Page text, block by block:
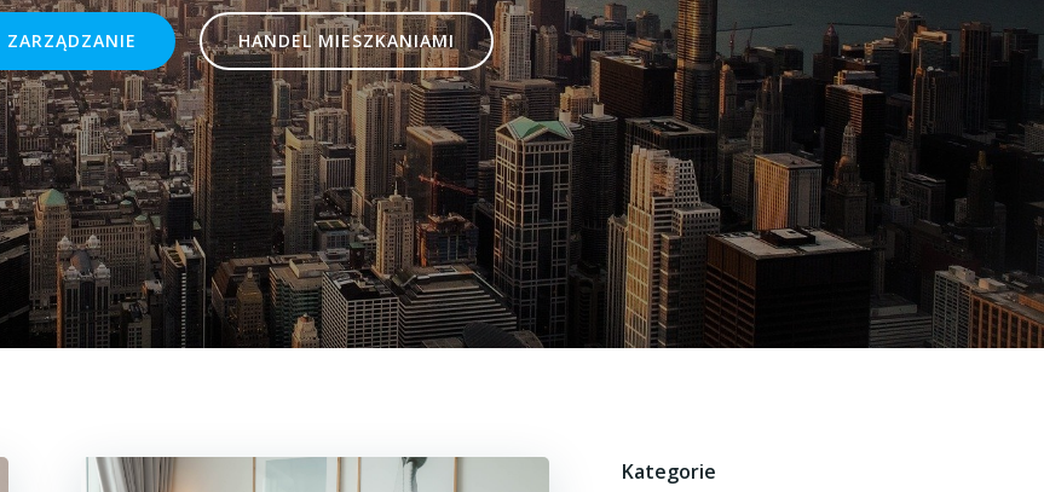
ZARZĄDZANIE HANDEL MIESZKANIAMI
Kategorie